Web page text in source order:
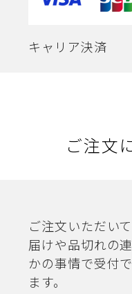
キャリア決済
ご注文
ご注文いただい
届けや品切れの
かの事情で受付
ます。